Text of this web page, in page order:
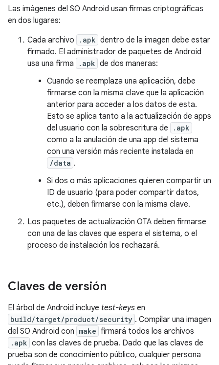
Las imágenes del SO Android usan firmas criptográficas
en dos lugares:
Cada archivo
.apk dentro de la imagen debe estar
firmado. El administrador de paquetes de Android
usa una firma
.apk de dos maneras:
Cuando se reemplaza una aplicación, debe
firmarse con la misma clave que la aplicación
anterior para acceder a los datos de esta.
Esto se aplica tanto a la actualización de apps
del usuario con la sobrescritura de
.apk
como a la anulación de una app del sistema
con una versión más reciente instalada en
/data .
Si dos o más aplicaciones quieren compartir un
ID de usuario (para poder compartir datos,
etc.), deben firmarse con la misma clave.
Los paquetes de actualización OTA deben firmarse
con una de las claves que espera el sistema, o el
proceso de instalación los rechazará.
Claves de versión
El árbol de Android incluye test-keys en
build/target/product/security . Compilar una imagen
del SO Android con make firmará todos los archivos
.apk con las claves de prueba. Dado que las claves de
prueba son de conocimiento público, cualquier persona